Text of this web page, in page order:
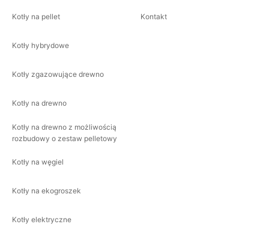
Kotły na pellet
Kotły hybrydowe
Kotły zgazowujące drewno
Kotły na drewno
Kotły na drewno z możliwością
rozbudowy o zestaw pelletowy
Kotły na węgiel
Kotły na ekogroszek
Kotły elektryczne
Kontakt